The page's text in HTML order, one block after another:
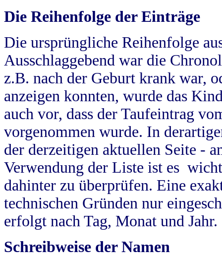
Die Reihenfolge der Einträge
Die ursprüngliche Reihenfolge
Ausschlaggebend war die
z.B. nach der Geburt krank war,
anzeigen konnten, wurde das
auch vor, dass der Taufeintrag
vorgenommen wurde. In
der derzeitigen aktuellen Seite -
Verwendung der Liste ist es
dahinter zu überprüfen. Eine
technischen Gründen nur
erfolgt nach Tag, Monat und Jahr.
Schreibweise der Namen